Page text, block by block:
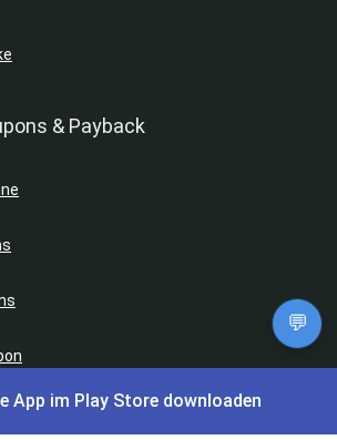
& Payback
💬
App im Play Store downloaden